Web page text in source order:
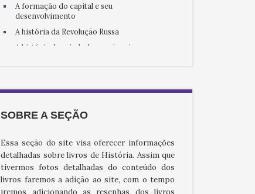
A formação do capital e seu
desenvolvimento
A história da Revolução Russa
A história dos símbolos nacionais
de 1893
A renúncia de Jânio
A viagem de Patroni pelas províncias
Advento da ditadura militar no Brasil
SOBRE A SEÇÃO
Essa seção do site visa oferecer informações
detalhadas sobre livros de História. Assim que
tivermos fotos detalhadas do conteúdo dos
livros faremos a adição ao site, com o tempo